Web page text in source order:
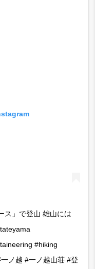
ス」で登山 雄山には
#hiking
ノ越 #一ノ越山荘 #登